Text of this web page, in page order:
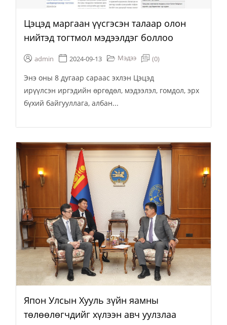
Цэцэд маргаан үүсгэсэн талаар олон
нийтэд тогтмол мэдээлдэг боллоо
admin 2024-09-13 Мэдээ (0)
Энэ оны 8 дугаар сараас эхлэн Цэцэд
ирүүлсэн иргэдийн өргөдөл, мэдээлэл, гомдол, эрх
бүхий байгууллага, албан...
Япон Улсын Хууль зүйн яамны
төлөөлөгчдийг хүлээн авч уулзлаа